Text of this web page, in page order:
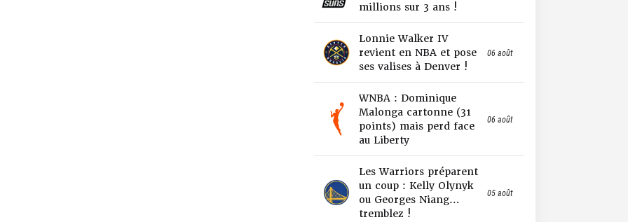
millions sur 3 ans !
Lonnie Walker IV
revient en NBA et pose
ses valises à Denver !
06 août
WNBA : Dominique
Malonga cartonne (31
points) mais perd face
au Liberty
06 août
Les Warriors préparent
un coup : Kelly Olynyk
ou Georges Niang…
tremblez !
05 août